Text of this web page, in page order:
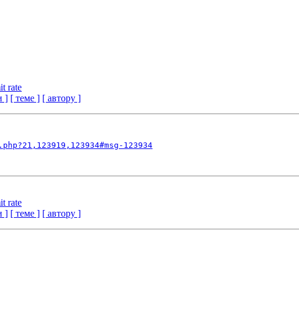
rate
] [ теме ] [ автору ]
123934
rate
] [ теме ] [ автору ]